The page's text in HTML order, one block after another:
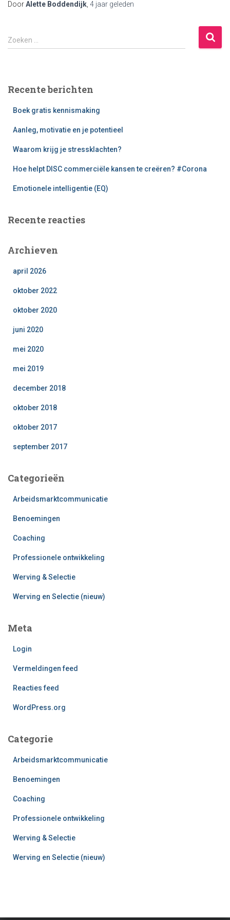
DoorAlette Boddendijk 4 jaar geleden
Z
o
n
Zoeken …
Recente berichten
Boek gratis kennismaking
Aanleg, motivatie en je potentieel
Waarom krijg je stressklachten?
Hoe helpt DISC commerciële kansen te creëren? #Corona
Emotionele intelligentie (EQ)
Recente reacties
Archieven
april 2026
oktober 2022
oktober 2020
juni 2020
mei 2020
mei 2019
december 2018
oktober 2018
oktober 2017
september 2017
Categorieën
Arbeidsmarktcommunicatie
Benoemingen
Coaching
Professionele ontwikkeling
Werving & Selectie
Werving en Selectie (nieuw)
Meta
Login
Vermeldingen feed
Reacties feed
WordPress.org
Categorie
Arbeidsmarktcommunicatie
Benoemingen
Coaching
Professionele ontwikkeling
Werving & Selectie
Werving en Selectie (nieuw)